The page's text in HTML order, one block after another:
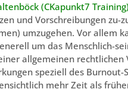
(CKapunkt7
und Vorschreibungen
umzugehen. Vor allem
um das Menschlich-
allgemeinen
speziell des
mehr Zeit als